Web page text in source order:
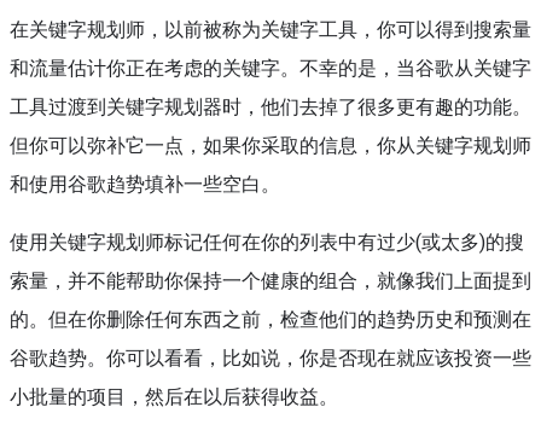
在关键字规划师，以前被称为关键字工具，你可以得到搜索量
和流量估计你正在考虑的关键字。不幸的是，当谷歌从关键字
工具过渡到关键字规划器时，他们去掉了很多更有趣的功能。
但你可以弥补它一点，如果你采取的信息，你从关键字规划师
和使用谷歌趋势填补一些空白。
使用关键字规划师标记任何在你的列表中有过少(或太多)的搜
索量，并不能帮助你保持一个健康的组合，就像我们上面提到
的。但在你删除任何东西之前，检查他们的趋势历史和预测在
谷歌趋势。你可以看看，比如说，你是否现在就应该投资一些
小批量的项目，然后在以后获得收益。